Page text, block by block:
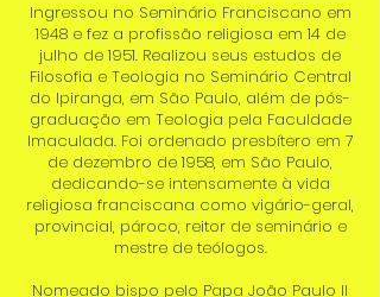
Ingressou no Seminário Franciscano em
1948 e fez a profissão religiosa em 14 de
julho de 1951. Realizou seus estudos de
Filosofia e Teologia no Seminário Central
do Ipiranga, em São Paulo, além de pós-
graduação em Teologia pela Faculdade
Imaculada. Foi ordenado presbítero em 7
de dezembro de 1958, em São Paulo,
dedicando-se intensamente à vida
religiosa franciscana como vigário-geral,
provincial, pároco, reitor de seminário e
mestre de teólogos.
Nomeado bispo pelo Papa João Paulo II